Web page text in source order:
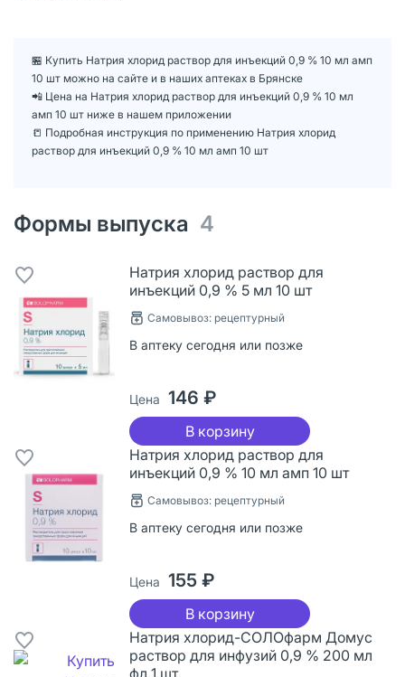
🏪 Купить Натрия хлорид раствор для инъекций 0,9 % 10 мл амп
10 шт можно на сайте и в наших аптеках в Брянске
📲 Цена на Натрия хлорид раствор для инъекций 0,9 % 10 мл
амп 10 шт ниже в нашем приложении
📒 Подробная инструкция по применению Натрия хлорид
раствор для инъекций 0,9 % 10 мл амп 10 шт
Формы выпуска 4
Натрия хлорид раствор для
инъекций 0,9 % 5 мл 10 шт
Самовывоз: рецептурный
В аптеку сегодня или позже
Цена 146 ₽
В корзину
Натрия хлорид раствор для
инъекций 0,9 % 10 мл амп 10 шт
Самовывоз: рецептурный
В аптеку сегодня или позже
Цена 155 ₽
В корзину
Натрия хлорид-СОЛОфарм Домус
раствор для инфузий 0,9 % 200 мл
фл 1 шт